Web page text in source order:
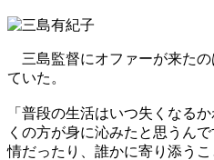
三島監督にオファーが来た
ていた。
「普段の生活はいつ失くなる
くの方が身に沁みたと思うん
情だったり、誰かに寄り添う